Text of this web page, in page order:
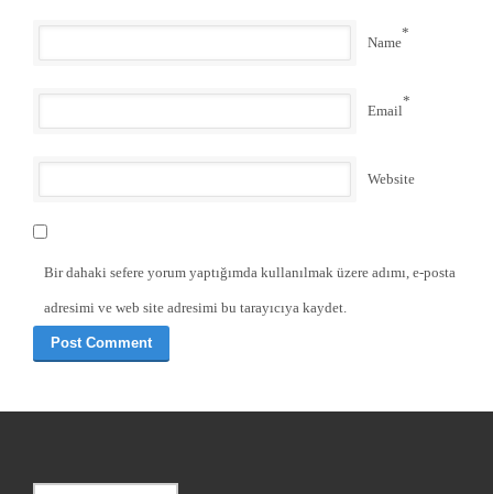
Name
*
Email
*
Website
Bir dahaki sefere yorum yaptığımda kullanılmak üzere adımı, e-posta
adresimi ve web site adresimi bu tarayıcıya kaydet.